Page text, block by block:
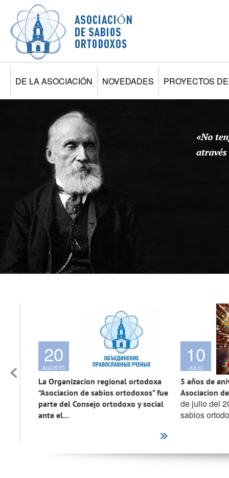
DE LA ASOCIACIÓN NOVEDADES PROYECTOS
20
AGOSTO
La Organizacion regional ortodoxa
“Asociacion de sabios ortodoxos” fue
parte del Consejo ortodoxo y social
ante el...
10
JULIO
5 años de
Asociacion
de julio del
sabios